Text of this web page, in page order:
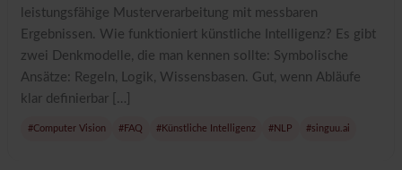
leistungsfähige Musterverarbeitung mit messbaren
Ergebnissen. Wie funktioniert künstliche Intelligenz? Es gibt
zwei Denkmodelle, die man kennen sollte: Symbolische
Ansätze: Regeln, Logik, Wissensbasen. Gut, wenn Abläufe
klar definierbar […]
#Computer Vision #FAQ #Künstliche Intelligenz #NLP #singuu.ai